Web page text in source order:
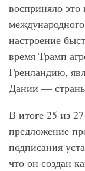
восприняло это
настроение
время Трамп
Гренландию,
Дании —
В итоге 25 из
предложение
подписания
что он создан